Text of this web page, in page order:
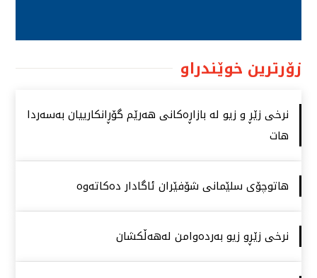
زۆرترین خوێندراو
نرخی زێڕ و زیو لە بازاڕەكانی هەرێم گۆڕانكارییان بەسەردا
هات
هاتوچۆی سلێمانی شۆفێران ئاگادار دەكاتەوە
نرخی زێڕو زیو بەردەوامن لەهەڵكشان